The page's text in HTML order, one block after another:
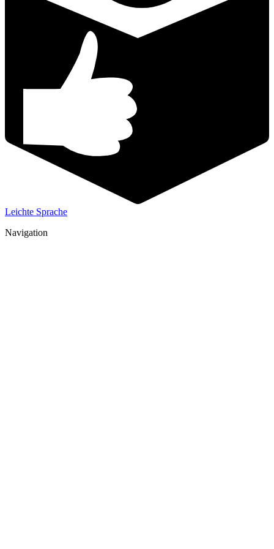
Leichte Sprache
Navigation